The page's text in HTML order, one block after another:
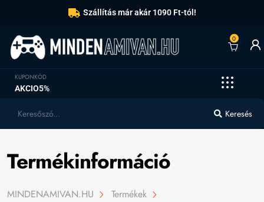
Szállítás már akár 1090 Ft-tól!
0
KUPONKÓD
AKCIO5%
Keresés
Termékinformáció
MINDENAMIVAN.HU
Termékek